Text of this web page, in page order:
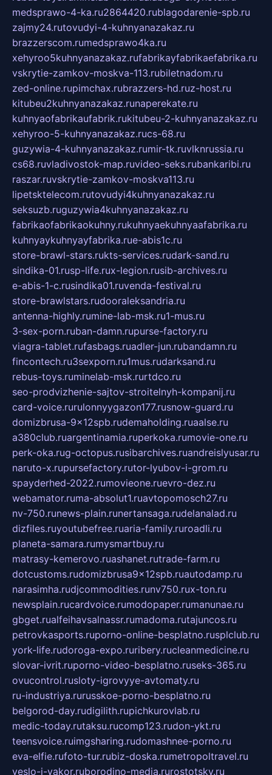
medsprawo-4-ka.ru2864420.rublagodarenie-spb.ru
zajmy24.rutovudyi-4-kuhnyanazakaz.ru
brazzerscom.rumedsprawo4ka.ru
xehyroo5kuhnyanazakaz.rufabrikayfabrikaefabrika.ru
vskrytie-zamkov-moskva-113.rubiletnadom.ru
zed-online.rupimchax.rubrazzers-hd.ruz-host.ru
kitubeu2kuhnyanazakaz.runaperekate.ru
kuhnyaofabrikaufabrik.rukitubeu-2-kuhnyanazakaz.ru
xehyroo-5-kuhnyanazakaz.rucs-68.ru
guzywia-4-kuhnyanazakaz.rumir-tk.ruvlknrussia.ru
cs68.ruvladivostok-map.ruvideo-seks.rubankaribi.ru
raszar.ruvskrytie-zamkov-moskva113.ru
lipetsktelecom.rutovudyi4kuhnyanazakaz.ru
seksuzb.ruguzywia4kuhnyanazakaz.ru
fabrikaofabrikaokuhny.rukuhnyaekuhnyaafabrika.ru
kuhnyaykuhnyayfabrika.rue-abis1c.ru
store-brawl-stars.rukts-services.rudark-sand.ru
sindika-01.rusp-life.rux-legion.rusib-archives.ru
e-abis-1-c.rusindika01.ruvenda-festival.ru
store-brawlstars.rudooraleksandria.ru
antenna-highly.rumine-lab-msk.ru1-mus.ru
3-sex-porn.ruban-damn.rupurse-factory.ru
viagra-tablet.rufasbags.ruadler-jun.rubandamn.ru
fincontech.ru3sexporn.ru1mus.rudarksand.ru
rebus-toys.ruminelab-msk.rurtdco.ru
seo-prodvizhenie-sajtov-stroitelnyh-kompanij.ru
card-voice.rurulonnyygazon177.rusnow-guard.ru
domizbrusa-9x12spb.rudemaholding.ruaalse.ru
a380club.ruargentinamia.ruperkoka.rumovie-one.ru
perk-oka.rug-octopus.rusibarchives.ruandreislyusar.ru
naruto-x.rupursefactory.rutor-lyubov-i-grom.ru
spayderhed-2022.rumovieone.ruevro-dez.ru
webamator.ruma-absolut1.ruavtopomosch27.ru
nv-750.runews-plain.runertansaga.rudelanalad.ru
dizfiles.ruyoutubefree.ruaria-family.ruroadli.ru
planeta-samara.rumysmartbuy.ru
matrasy-kemerovo.ruashanet.rutrade-farm.ru
dotcustoms.rudomizbrusa9x12spb.ruautodamp.ru
narasimha.rudjcommodities.runv750.rux-ton.ru
newsplain.rucardvoice.rumodopaper.rumanunae.ru
gbget.rualfeihavsalnassr.rumadoma.rutajuncos.ru
petrovkasports.ruporno-online-besplatno.rusplclub.ru
york-life.rudoroga-expo.ruribery.rucleanmedicine.ru
slovar-ivrit.ruporno-video-besplatno.ruseks-365.ru
ovucontrol.rusloty-igrovyye-avtomaty.ru
ru-industriya.rurusskoe-porno-besplatno.ru
belgorod-day.rudigilith.rupichkurovlab.ru
medic-today.rutaksu.rucomp123.rudon-ykt.ru
teensvoice.ruimgsharing.rudomashnee-porno.ru
eva-elfie.rufoto-tur.rubiz-doska.rumetropoltravel.ru
veslo-i-yakor.ruborodino-media.rurostotsky.ru